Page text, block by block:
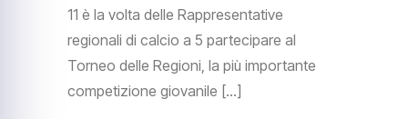
11 è la volta delle Rappresentative
regionali di calcio a 5 partecipare al
Torneo delle Regioni, la più importante
competizione giovanile […]